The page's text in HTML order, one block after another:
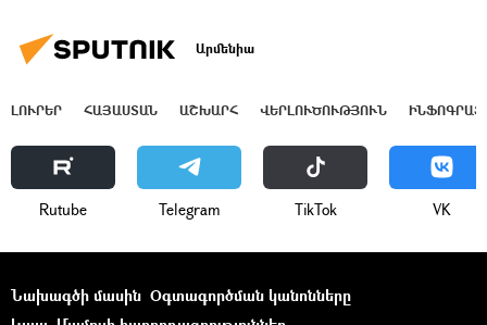
Արմենիա
ԼՈՒՐԵՐ ՀԱՅԱՍՏԱՆ ԱՇԽԱՐՀ ՎԵՐԼՈՒԾՈՒԹՅՈՒՆ
Rutube Telegram ТikТоk VK
Նախագծի մասին Օգտագործման կանոնները